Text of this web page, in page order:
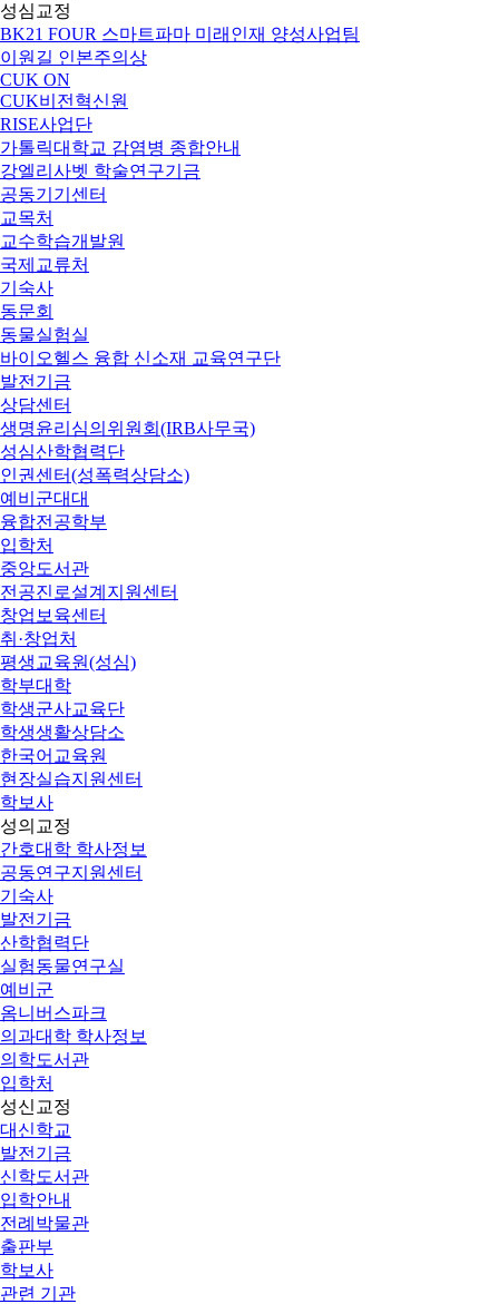
성심교정
BK21 FOUR 스마트파마 미래인재 양성사업팀
이원길 인본주의상
CUK ON
CUK비전혁신원
RISE사업단
가톨릭대학교 감염병 종합안내
강엘리사벳 학술연구기금
공동기기센터
교목처
교수학습개발원
국제교류처
기숙사
동문회
동물실험실
바이오헬스 융합 신소재 교육연구단
발전기금
상담센터
생명윤리심의위원회(IRB사무국)
성심산학협력단
인권센터(성폭력상담소)
예비군대대
융합전공학부
입학처
중앙도서관
전공진로설계지원센터
창업보육센터
취·창업처
평생교육원(성심)
학부대학
학생군사교육단
학생생활상담소
한국어교육원
현장실습지원센터
학보사
성의교정
간호대학 학사정보
공동연구지원센터
기숙사
발전기금
산학협력단
실험동물연구실
예비군
옴니버스파크
의과대학 학사정보
의학도서관
입학처
성신교정
대신학교
발전기금
신학도서관
입학안내
전례박물관
출판부
학보사
관련 기관